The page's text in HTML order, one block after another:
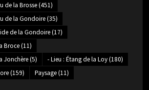
de la Brosse(451)
de la Gondoire(35)
de la Gondoire(17)
Broce(11)
Jonchère(5) - Lieu : Étang de la Loy(180)
(159) Paysage(11)